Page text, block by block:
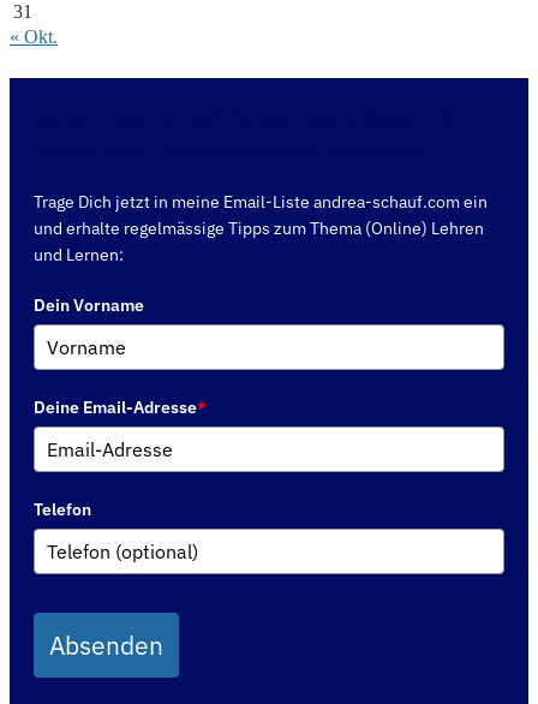
31
« Okt.
Trage Dich jetzt in meine Email-Liste andrea-schauf.com ein
und erhalte regelmässige Tipps zum Thema (Online) Lehren
und Lernen:
Dein Vorname
Deine Email-Adresse*
Telefon
Absenden